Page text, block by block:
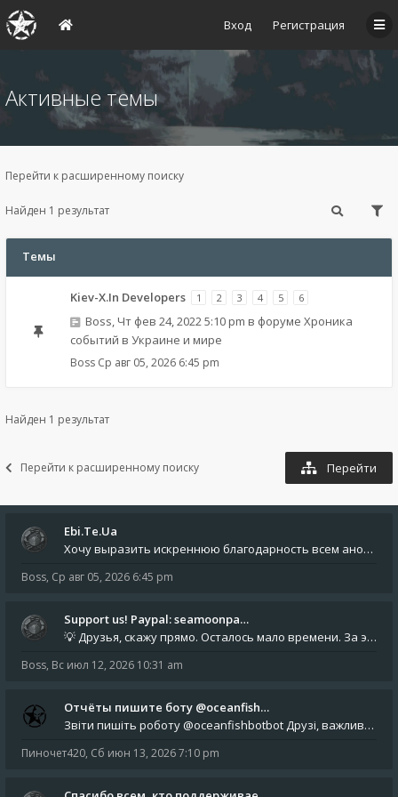
Вход Регистрация
Активные темы
Перейти к расширенному поиску
Найден 1 результат
Темы
Kiev-X.In Developers 1 2 3 4 5 6
Boss, Чт фев 24, 2022 5:10 pm в форуме Хроника
событий в Украине и мире
Boss Ср авг 05, 2026 6:45 pm
Найден 1 результат
Перейти к расширенному поиску Перейти
Ebi.Te.Ua
Хочу выразить искреннюю благодарность всем анонимным пользователям, которые поддержали наше сообщество финансово. Благод
Boss, Ср авг 05, 2026 6:45 pm
Support us! Paypal: seamoonpa…
💡 Друзья, скажу прямо. Осталось мало времени. За это время нам нужно закрыть последние обязательные расходы: около 500
Boss, Вс июл 12, 2026 10:31 am
Отчёты пишите боту @oceanfish…
Звіти пишіть роботу @oceanfishbotbot Друзі, важливе повідомлення для учасників форума. Основне звернення опублікован
Пиночет420, Сб июн 13, 2026 7:10 pm